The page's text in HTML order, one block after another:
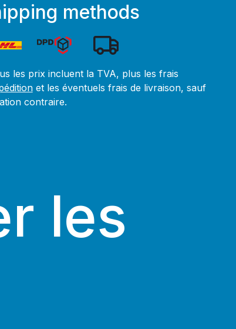
methods
les prix incluent la TVA, plus les frais
et les éventuels frais de livraison, sauf
contraire.
les